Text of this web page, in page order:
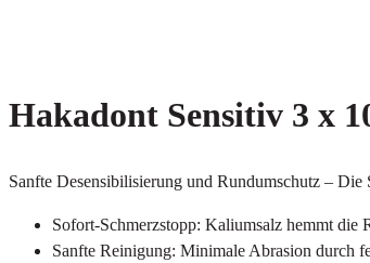
Hakadont Sensitiv 3 x
Sanfte Desensibilisierung und Rundumschutz –
Sofort-Schmerzstopp: Kaliumsalz hemmt die
Sanfte Reinigung: Minimale Abrasion durch